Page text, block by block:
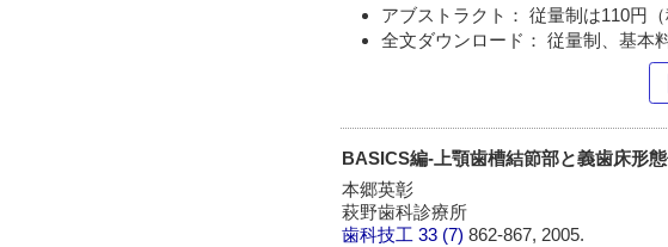
アブストラクト： 従量制は110円
全文ダウンロード： 従量制、基本
BASICS編‐上顎歯槽結節部と義歯床形
本郷英彰
萩野歯科診療所
歯科技工 33 (7)862-867, 2005.